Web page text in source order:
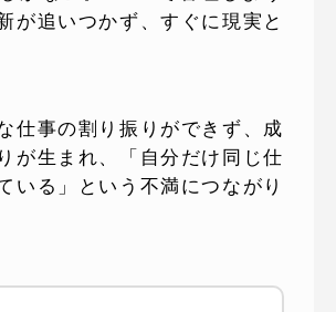
が追いつかず、すぐに現実と
仕事の割り振りができず、成
が生まれ、「自分だけ同じ仕
いる」という不満につながり